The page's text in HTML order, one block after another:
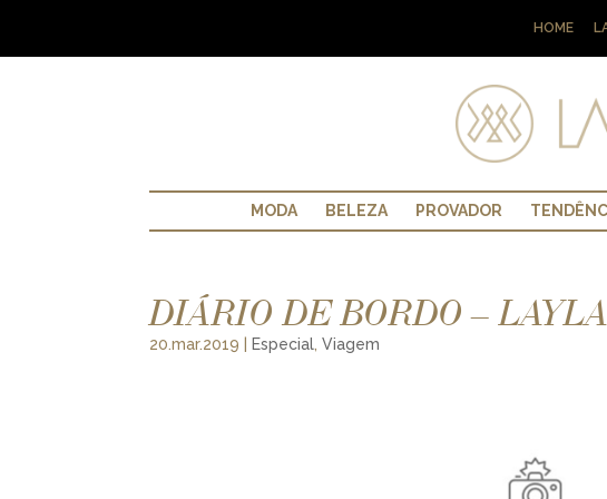
HOME
MODA BELEZA PROVADOR
DIÁRIO DE BORDO –
20.mar.2019 Especial,Viagem